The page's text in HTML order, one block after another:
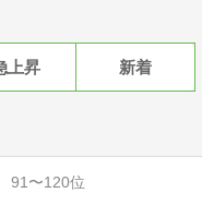
上昇 新着
91〜120位